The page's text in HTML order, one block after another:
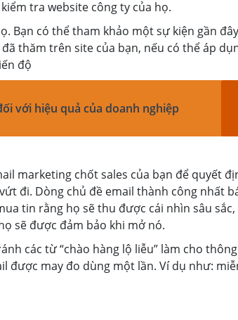
tra website công ty của họ.
có thể tham khảo một sự kiện gần
thăm trên site của bạn, nếu có thể áp
độ
với hiệu quả của doanh nghiệp
marketing chốt sales của bạn để quyết
đi. Dòng chủ đề email thành công nhất
tin rằng họ sẽ thu được cái nhìn sâu
sẽ được đảm bảo khi mở nó.
các từ “chào hàng lộ liễu” làm cho
được may đo dùng một lần. Ví dụ như: